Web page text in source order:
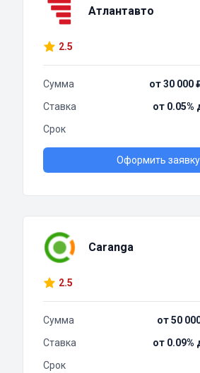
Атлантавто
2.5
Сумма
от 30 000
Ставка
от 0.05%
Срок
Оформить заявку
Caranga
2.5
Сумма
от 50
Ставка
от 0.09%
Срок